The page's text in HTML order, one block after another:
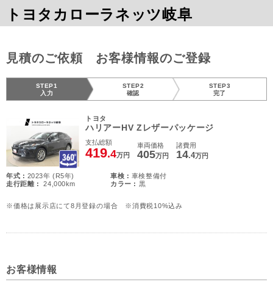
トヨタカローラネッツ岐阜
見積のご依頼 お客様情報のご登録
STEP1
入力
STEP2
確認
STEP3
完了
トヨタ
ハリアーHV Zレザーパッケージ
支払総額
419.4万円
車両価格
405万円
諸費用
14.4万円
年式 : 2023年 (R5年) 車検 : 車検整備付
走行距離 :
24,000km カラー : 黒
※価格は展示店にて8月登録の場合 ※消費税10%込み
お客様情報